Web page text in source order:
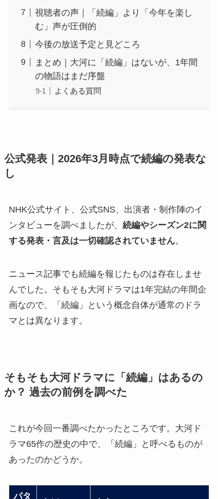
視聴者の声｜「続編」より「今年を楽し
む」声が圧倒的
今後の放送予定と見どころ
まとめ｜大河に「続編」はないが、1年間
の物語はまだ序盤
よくある質問
公式発表｜2026年3月時点で続編の発表な
し
NHK公式サイト、公式SNS、出演者・制作陣のイ
ンタビューを調べましたが、 続編やシーズン2に関
する発表・言及は一切確認されていません。
ニュース記事でも続編を報じたものは存在しませ
んでした。そもそも大河ドラマは1年完結の年間企
画なので、「続編」という概念自体が通常のドラ
マとは異なります。
そもそも大河ドラマに「続編」はあるの
か？ 過去の前例を調べた
これが今回一番調べたかったところです。大河ド
ラマ65作の歴史の中で、「続編」と呼べるものが
あったのかどうか。
パタ